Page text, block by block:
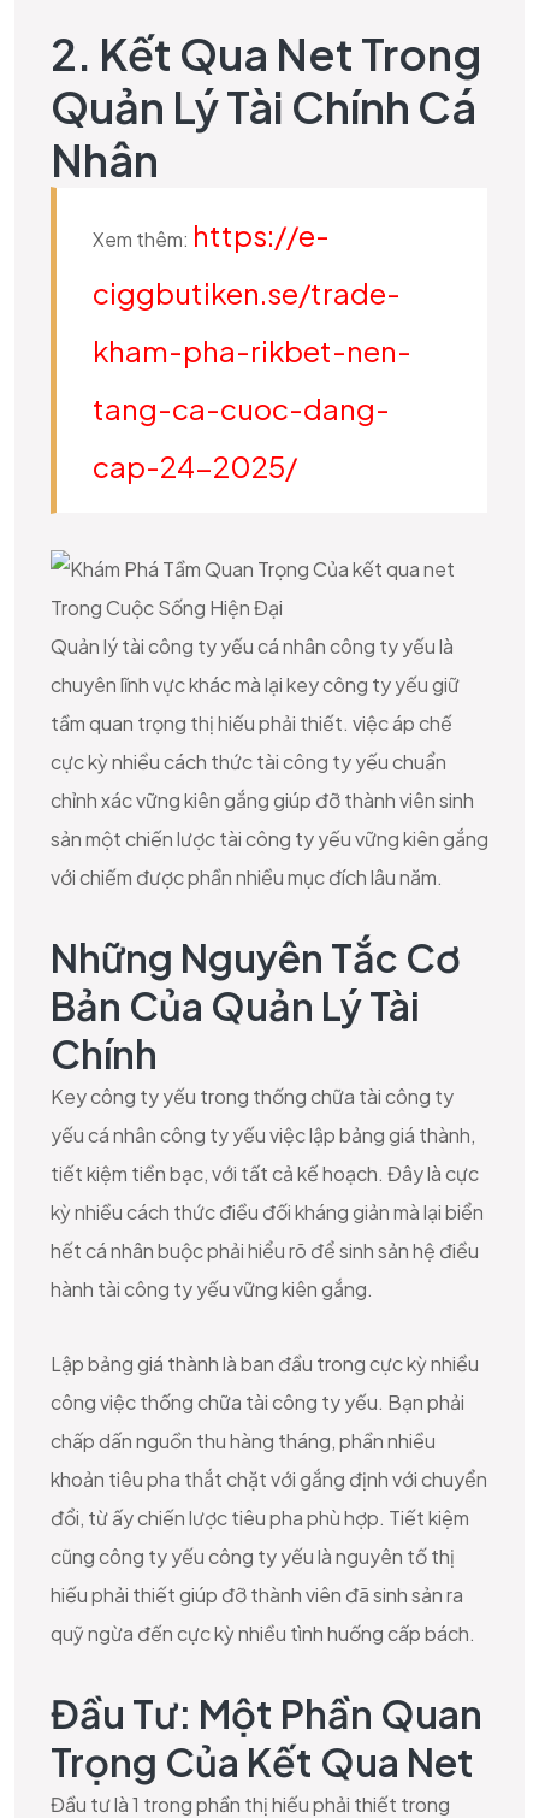
2. Kết Qua Net Trong
Quản Lý Tài Chính Cá
Nhân
Xem thêm: https://e-
ciggbutiken.se/trade-
kham-pha-rikbet-nen-
tang-ca-cuoc-dang-
cap-24-2025/
Quản lý tài công ty yếu cá nhân công ty yếu là
chuyên lĩnh vực khác mà lại key công ty yếu giữ
tầm quan trọng thị hiếu phải thiết. việc áp chế
cực kỳ nhiều cách thức tài công ty yếu chuẩn
chỉnh xác vững kiên gắng giúp đỡ thành viên sinh
sản một chiến lược tài công ty yếu vững kiên gắng
với chiếm được phần nhiều mục đích lâu năm.
Những Nguyên Tắc Cơ
Bản Của Quản Lý Tài
Chính
Key công ty yếu trong thống chữa tài công ty
yếu cá nhân công ty yếu việc lập bảng giá thành,
tiết kiệm tiền bạc, với tất cả kế hoạch. Đây là cực
kỳ nhiều cách thức điều đối kháng giản mà lại biển
hết cá nhân buộc phải hiểu rõ để sinh sản hệ điều
hành tài công ty yếu vững kiên gắng.
Lập bảng giá thành là ban đầu trong cực kỳ nhiều
công việc thống chữa tài công ty yếu. Bạn phải
chấp dấn nguồn thu hàng tháng, phần nhiều
khoản tiêu pha thắt chặt với gắng định với chuyển
đổi, từ ấy chiến lược tiêu pha phù hợp. Tiết kiệm
cũng công ty yếu công ty yếu là nguyên tố thị
hiếu phải thiết giúp đỡ thành viên đã sinh sản ra
quỹ ngừa đến cực kỳ nhiều tình huống cấp bách.
Đầu Tư: Một Phần Quan
Trọng Của Kết Qua Net
Đầu tư là 1 trong phần thị hiếu phải thiết trong